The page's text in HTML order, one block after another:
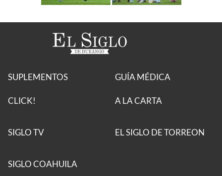
SUPLEMENTOS
CLICK!
GUÍA MÉDICA
A LA CARTA
SIGLO TV EL SIGLO DE TORREON
SIGLO COAHUILA